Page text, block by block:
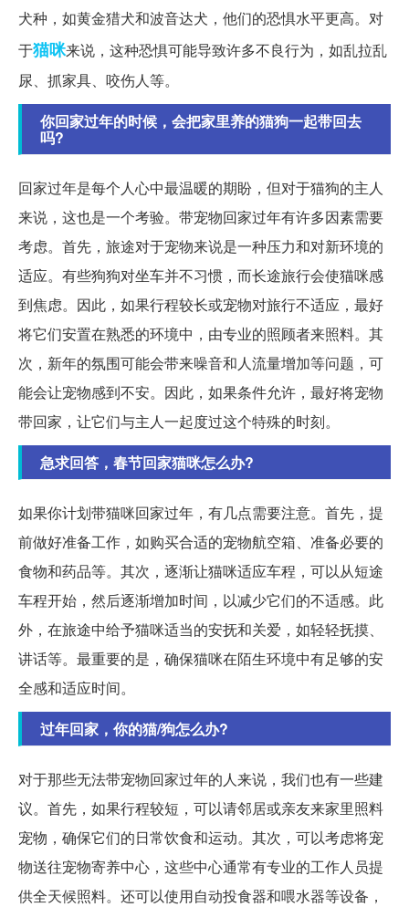
犬种，如黄金猎犬和波音达犬，他们的恐惧水平更高。对
于猫咪来说，这种恐惧可能导致许多不良行为，如乱拉乱
尿、抓家具、咬伤人等。
你回家过年的时候，会把家里养的猫狗一起带回去
吗?
回家过年是每个人心中最温暖的期盼，但对于猫狗的主人
来说，这也是一个考验。带宠物回家过年有许多因素需要
考虑。首先，旅途对于宠物来说是一种压力和对新环境的
适应。有些狗狗对坐车并不习惯，而长途旅行会使猫咪感
到焦虑。因此，如果行程较长或宠物对旅行不适应，最好
将它们安置在熟悉的环境中，由专业的照顾者来照料。其
次，新年的氛围可能会带来噪音和人流量增加等问题，可
能会让宠物感到不安。因此，如果条件允许，最好将宠物
带回家，让它们与主人一起度过这个特殊的时刻。
急求回答，春节回家猫咪怎么办?
如果你计划带猫咪回家过年，有几点需要注意。首先，提
前做好准备工作，如购买合适的宠物航空箱、准备必要的
食物和药品等。其次，逐渐让猫咪适应车程，可以从短途
车程开始，然后逐渐增加时间，以减少它们的不适感。此
外，在旅途中给予猫咪适当的安抚和关爱，如轻轻抚摸、
讲话等。最重要的是，确保猫咪在陌生环境中有足够的安
全感和适应时间。
过年回家，你的猫/狗怎么办?
对于那些无法带宠物回家过年的人来说，我们也有一些建
议。首先，如果行程较短，可以请邻居或亲友来家里照料
宠物，确保它们的日常饮食和运动。其次，可以考虑将宠
物送往宠物寄养中心，这些中心通常有专业的工作人员提
供全天候照料。还可以使用自动投食器和喂水器等设备，